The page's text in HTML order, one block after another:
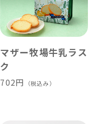
マザー牧場牛乳ラス
ク
702円 （税込み）